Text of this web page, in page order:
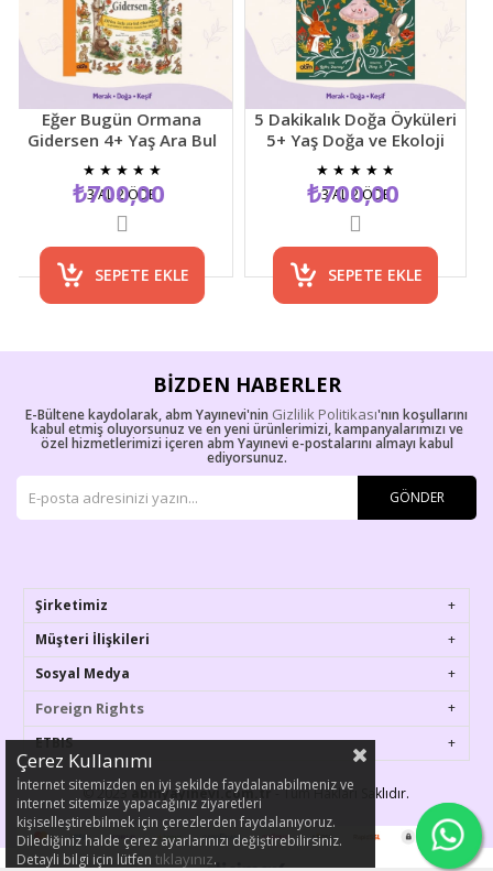
Eğer Bugün Ormana
4+ Yaş Ara Bul
Resimli Çocuk Etkinlik
Kitabı
★ ★ ★
₺700,00
SEPETE EKLE
3 AL 2 ÖDE
5 Dakikalık Doğa Öyküleri
5+ Yaş Doğa ve Ekoloji
Temalı Çocuk Hikaye
Kitabı
★ ★ ★
₺700,00
SEPETE EKLE
3 AL 2 ÖDE
BIZDEN HABERLER
E-Bültene kaydolarak, abm Yayınevi'nin Gizlilik Politikası'nın koşullarını
kabul etmiş oluyorsunuz ve en yeni ürünlerimizi, kampanyalarımızı ve
özel hizmetlerimizi içeren abm Yayınevi e-postalarını almayı kabul
ediyorsunuz.
GÖNDER
Şirketimiz
Müşteri İlişkileri
Sosyal Medya
Foreign Rights
ETBIS
© 2023abmyayinevi.com.tr- Tüm Hakları Saklıdır.
Çerez Kullanımı
İnternet sitemizden en iyi şekilde faydalanabilmeniz ve
internet sitemize yapacağınız ziyaretleri
kişiselleştirebilmek için çerezlerden faydalanıyoruz.
Dilediğiniz halde çerez ayarlarınızı değiştirebilirsiniz.
Detayli bilgi için lütfen tıklayınız.